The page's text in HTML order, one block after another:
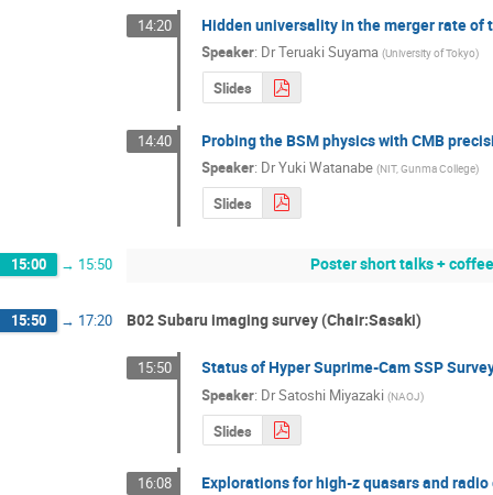
14:20 Hidden universality in the merger rate
Speaker: DrTeruaki Suyama (University of Tokyo)
Slides
14:40 Probing the BSM physics with CMB
Speaker: DrYuki Watanabe (NIT, Gunma College)
Slides
15:00 → 15:50 Poster short talks +
15:50 → 17:20 B02 Subaru imaging survey (Chair:Sasaki)
15:50 Status of Hyper Suprime-Cam SSP
Speaker: DrSatoshi Miyazaki (NAOJ)
Slides
16:08 Explorations for high-z quasars and